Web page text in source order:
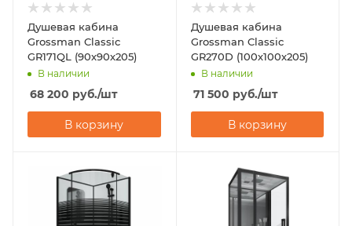
Душевая кабина
Grossman Classic
GR171QL (90х90х205)
В наличии
68 200 руб./шт
В корзину
Душевая кабина
Grossman Classic
GR270D (100х100х205)
В наличии
71 500 руб./шт
В корзину